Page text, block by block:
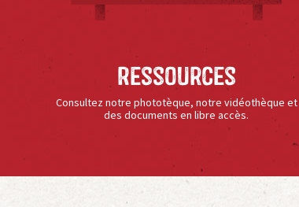
Ressources
Consultez notre phototèque, notre vidéothèque et
des documents en libre accès.